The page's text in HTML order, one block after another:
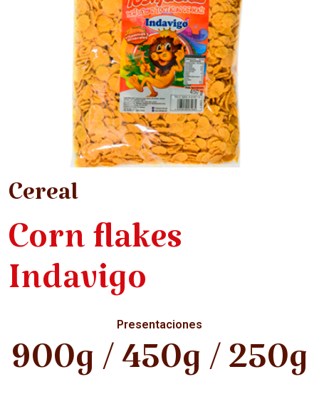
Cereal
Corn flakes
Indavigo
Presentaciones
900g / 450g / 250g